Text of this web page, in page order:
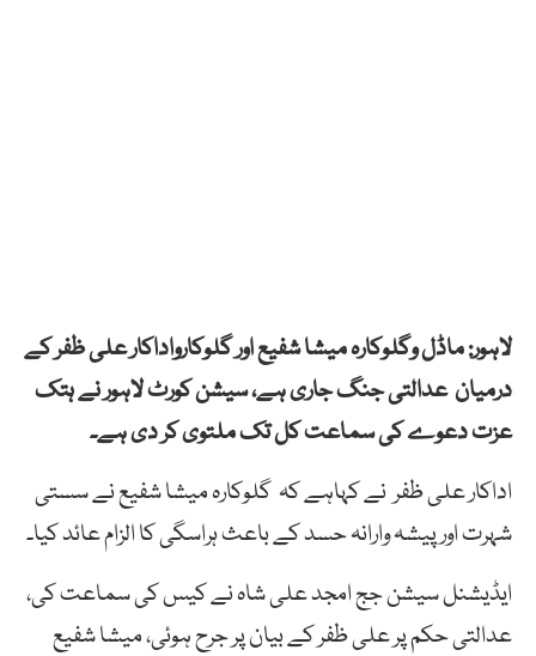
لاہور: ماڈل وگلوکارہ میشا شفیع اور گلوکارواداکار علی ظفر کے
درمیان عدالتی جنگ جاری ہے، سیشن کورٹ لاہور نے ہتک
عزت دعوے کی سماعت کل تک ملتوی کر دی ہے۔
اداکار علی ظفر نے کہاہے کہ گلوکارہ میشا شفیع نے سستی
شہرت اور پیشہ وارانہ حسد کے باعث ہراسگی کا الزام عائد کیا۔
ایڈیشنل سیشن جج امجد علی شاہ نے کیس کی سماعت کی،
عدالتی حکم پر علی ظفر کے بیان پر جرح ہوئی، میشا شفیع